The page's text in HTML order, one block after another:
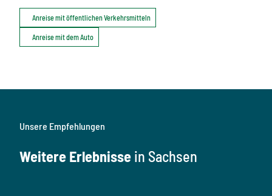
Anreise mit öffentlichen Verkehrsmitteln
Anreise mit dem Auto
Unsere Empfehlungen
Weitere Erlebnisse in Sachsen